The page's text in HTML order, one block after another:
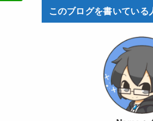
このブログを書いている